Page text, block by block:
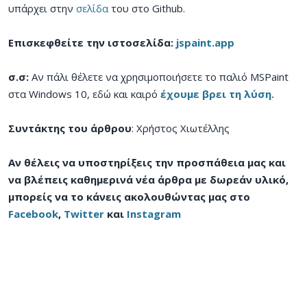
υπάρχει στην σελίδα του στο Github.
Επισκεφθείτε την ιστοσελίδα: jspaint.app
σ.σ: Αν πάλι θέλετε να χρησιμοποιήσετε το παλιό MSPaint
στα Windows 10, εδώ και καιρό έχουμε βρει τη λύση.
Συντάκτης του άρθρου: Χρήστος Χιωτέλλης
Αν θέλεις να υποστηρίξεις την προσπάθεια μας και
να βλέπεις καθημερινά νέα άρθρα με δωρεάν υλικό,
μπορείς να το κάνεις ακολουθώντας μας στο
Facebook, Twitter και Instagram